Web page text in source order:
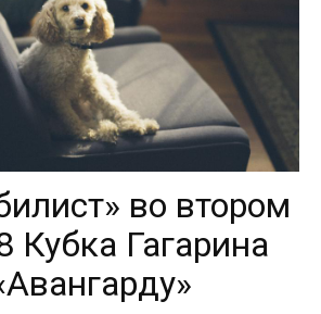
во втором
Кубка Гагарина